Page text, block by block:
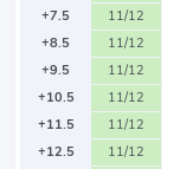
+7.5
11/12
+8.5
11/12
+9.5
11/12
+10.5
11/12
+11.5
11/12
+12.5
11/12